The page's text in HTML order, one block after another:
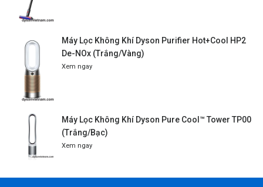
Máy Lọc Không Khí Dyson Purifier Hot+Cool HP2
De-NOx (Trắng/Vàng)
Xem ngay
Máy Lọc Không Khí Dyson Pure Cool™ Tower TP00
(Trắng/Bạc)
Xem ngay